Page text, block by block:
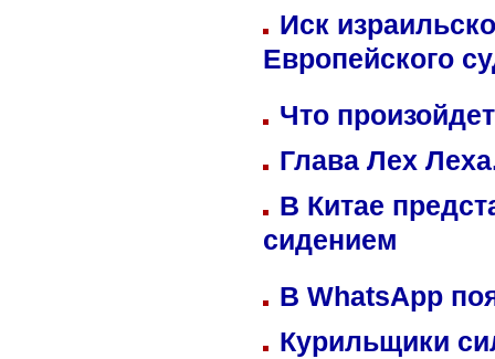
Иск
Европейского
Что
Глава Лех
В Китае
сидением
В WhatsApp
Курильщики